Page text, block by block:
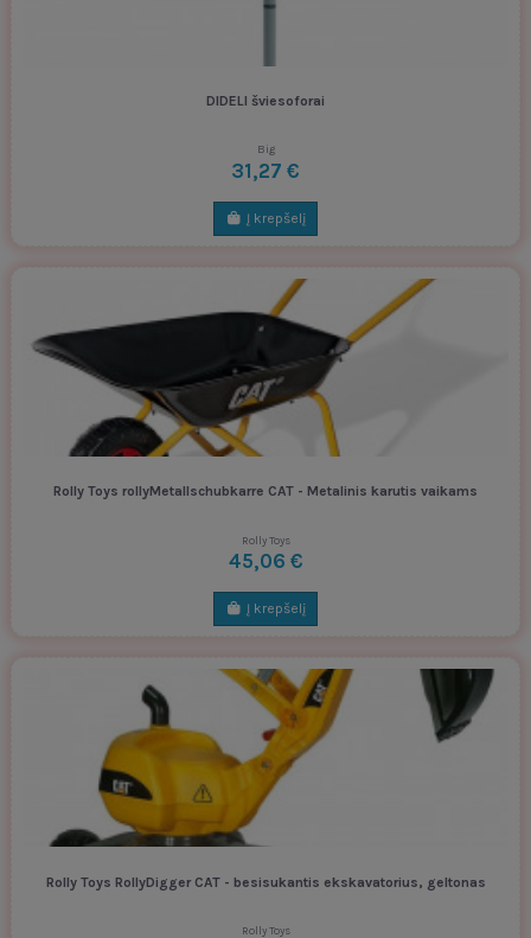
DIDELI šviesoforai
Big
31,27 €
Į krepšelį
Rolly Toys rollyMetallschubkarre CAT - Metalinis karutis vaikams
Rolly Toys
45,06 €
Į krepšelį
Rolly Toys RollyDigger CAT - besisukantis ekskavatorius, geltonas
Rolly Toys